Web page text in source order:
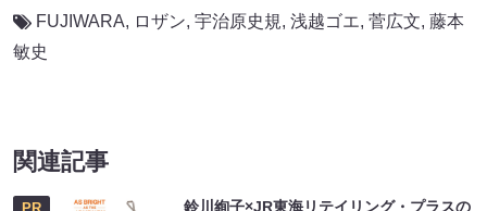
FUJIWARA, ロザン, 宇治原史規, 浅越ゴエ, 菅広文, 藤本
敏史
関連記事
鈴川絢子×JR東海リテイリング・プラスの